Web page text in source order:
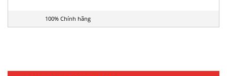
100% Chính hãng